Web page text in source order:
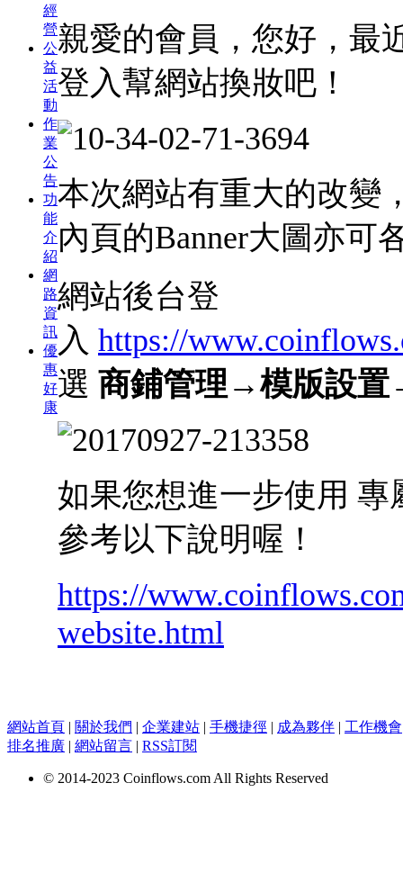
經
營
公
益
活
動
作
業
公
告
功
能
介
紹
網
路
資
訊
優
惠
好
康
親愛的會員，您好，最
登入幫網站換妝吧！
本次網站有重大的改變
內頁的Banner大圖亦可
網站後台登
入 https://
選 商鋪管理→模版設
如果您想進一步使用
參考以下說明喔！
https://
website.html
網站首頁 | 關於我們 | 企業建站 | 手機捷徑 | 成為夥伴 | 工作機會
排名推廣 | 網站留言 | RSS訂閱
© 2014-2023 Coinflows.com All Rights Reserved